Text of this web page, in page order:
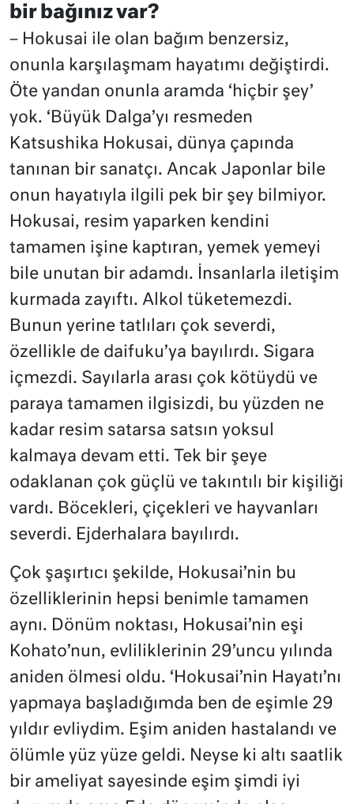
bir bağınız var?
– Hokusai ile olan bağım benzersiz,
onunla karşılaşmam hayatımı değiştirdi.
Öte yandan onunla aramda ‘hiçbir şey’
yok. ‘Büyük Dalga’yı resmeden
Katsushika Hokusai, dünya çapında
tanınan bir sanatçı. Ancak Japonlar bile
onun hayatıyla ilgili pek bir şey bilmiyor.
Hokusai, resim yaparken kendini
tamamen işine kaptıran, yemek yemeyi
bile unutan bir adamdı. İnsanlarla iletişim
kurmada zayıftı. Alkol tüketemezdi.
Bunun yerine tatlıları çok severdi,
özellikle de daifuku’ya bayılırdı. Sigara
içmezdi. Sayılarla arası çok kötüydü ve
paraya tamamen ilgisizdi, bu yüzden ne
kadar resim satarsa satsın yoksul
kalmaya devam etti. Tek bir şeye
odaklanan çok güçlü ve takıntılı bir kişiliği
vardı. Böcekleri, çiçekleri ve hayvanları
severdi. Ejderhalara bayılırdı.
Çok şaşırtıcı şekilde, Hokusai’nin bu
özelliklerinin hepsi benimle tamamen
aynı. Dönüm noktası, Hokusai’nin eşi
Kohato’nun, evliliklerinin 29’uncu yılında
aniden ölmesi oldu. ‘Hokusai’nin Hayatı’nı
yapmaya başladığımda ben de eşimle 29
yıldır evliydim. Eşim aniden hastalandı ve
ölümle yüz yüze geldi. Neyse ki altı saatlik
bir ameliyat sayesinde eşim şimdi iyi